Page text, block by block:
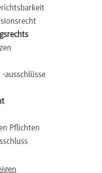
ausschlüsse
Pflichten